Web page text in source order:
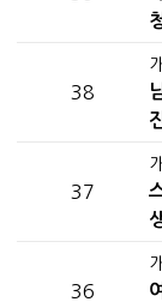
38
37
36